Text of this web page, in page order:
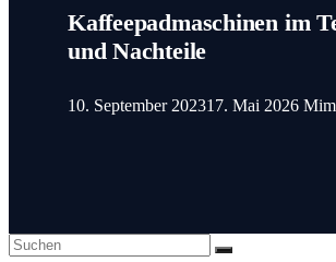
Kaffeepadmaschinen im
und Nachteile
10. September 202317. Mai 2026